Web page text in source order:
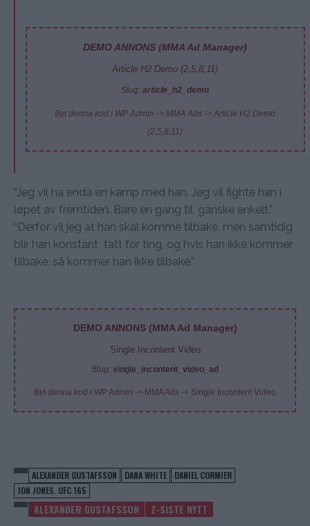
DEMO ANNONS (MMA Ad Manager)
Article H2 Demo (2,5,8,11)
Slug:article_h2_demo
Byt denna kod i WP Admin -> MMA Ads -> Article H2 Demo
(2,5,8,11)
“Jeg vil ha enda en kamp med han. Jeg vil fighte han i
løpet av fremtiden. Bare en gang til, ganske enkelt.”
“Derfor vil jeg at han skal komme tilbake, men samtidig
blir han konstant tatt for ting, og hvis han ikke kommer
tilbake, så kommer han ikke tilbake.”
DEMO ANNONS (MMA Ad Manager)
Single Incontent Video
Slug: single_incontent_video_ad
Byt denna kod i WP Admin -> MMA Ads -> Single Incontent Video
ALEXANDER GUSTAFSSON DANA WHITE
DANIEL CORMIER
JON JONES. UFC 165
ALEXANDER GUSTAFSSON Z-SISTE NYTT